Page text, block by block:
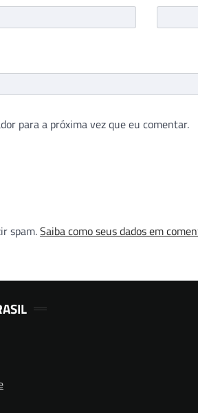
para a próxima vez que eu comentar.
spam.Saiba como seus dados em